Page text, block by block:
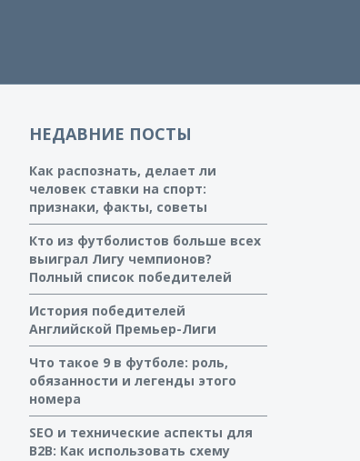
НЕДАВНИЕ ПОСТЫ
Как распознать, делает ли
человек ставки на спорт:
признаки, факты, советы
Кто из футболистов больше всех
выиграл Лигу чемпионов?
Полный список победителей
История победителей
Английской Премьер-Лиги
Что такое 9 в футболе: роль,
обязанности и легенды этого
номера
SEO и технические аспекты для
B2B: Как использовать схему